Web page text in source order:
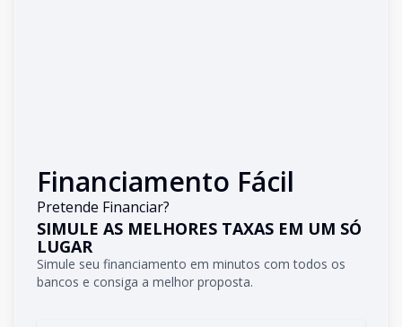
Financiamento Fácil
Pretende Financiar?
SIMULE AS MELHORES TAXAS EM UM SÓ
LUGAR
Simule seu financiamento em minutos com todos os
bancos e consiga a melhor proposta.